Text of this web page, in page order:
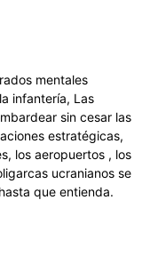
mentales
infantería, Las
sin cesar las
estratégicas,
los aeropuertos , los
ucranianos se
que entienda.